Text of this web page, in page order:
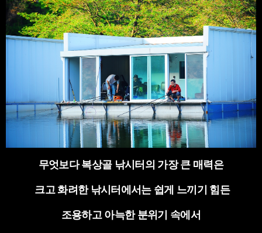
무엇보다 복상골 낚시터의 가장 큰 매력은
크고 화려한 낚시터에서는 쉽게 느끼기 힘든
조용하고 아늑한 분위기 속에서